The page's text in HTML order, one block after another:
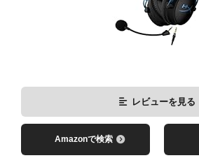
Pulsar X2 Boardzy
レビューを見る
Amazonで検索